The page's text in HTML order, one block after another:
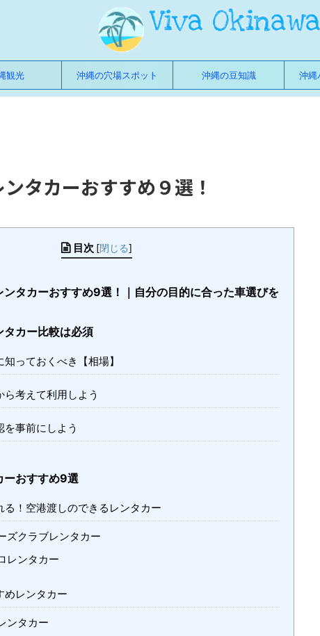
観光 沖縄の穴場スポット 沖縄の豆知識 沖縄
ンタカーおすすめ９選！
目次 [閉じる]
ンタカーおすすめ9選！｜自分の目的に合った車選びを
タカー比較は必須
っておくべき【相場】
ら考えて利用しよう
を事前にしよう
ーおすすめ9選
る！空港渡しのできるレンタカー
ズクラブレンタカー
レンタカー
めレンタカー
ンタカー